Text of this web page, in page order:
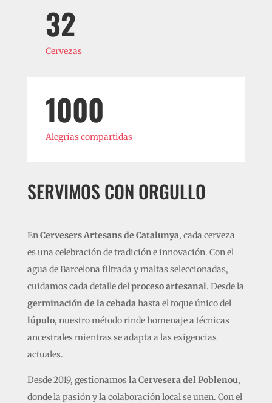
32
Cervezas
1000
Alegrías compartidas
SERVIMOS CON ORGULLO
En Cervesers Artesans de Catalunya, cada cerveza
es una celebración de tradición e innovación. Con el
agua de Barcelona filtrada y maltas seleccionadas,
cuidamos cada detalle del proceso artesanal. Desde la
germinación de la cebada hasta el toque único del
lúpulo, nuestro método rinde homenaje a técnicas
ancestrales mientras se adapta a las exigencias
actuales.
Desde 2019, gestionamosla Cervesera del Poblenou,
donde la pasión y la colaboración local se unen. Con el